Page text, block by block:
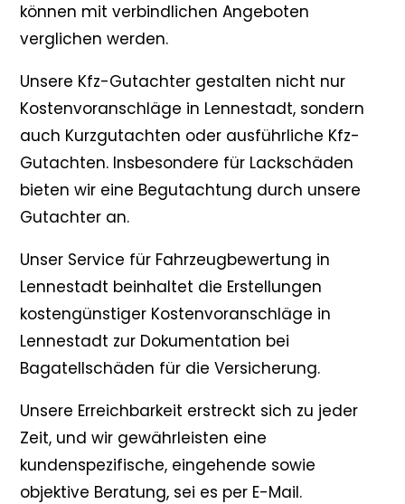
können mit verbindlichen Angeboten
verglichen werden.
Unsere Kfz-Gutachter gestalten nicht nur
Kostenvoranschläge in Lennestadt, sondern
auch Kurzgutachten oder ausführliche Kfz-
Gutachten. Insbesondere für Lackschäden
bieten wir eine Begutachtung durch unsere
Gutachter an.
Unser Service für Fahrzeugbewertung in
Lennestadt beinhaltet die Erstellungen
kostengünstiger Kostenvoranschläge in
Lennestadt zur Dokumentation bei
Bagatellschäden für die Versicherung.
Unsere Erreichbarkeit erstreckt sich zu jeder
Zeit, und wir gewährleisten eine
kundenspezifische, eingehende sowie
objektive Beratung, sei es per E-Mail.